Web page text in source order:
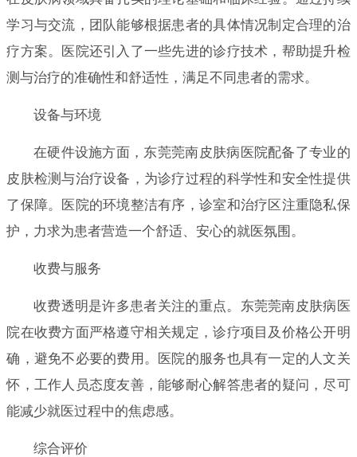
学习与交流，团队能够根据患者的具体情况制定合理的治
疗方案。医院还引入了一些先进的诊疗技术，帮助提升检
测与治疗的准确性和舒适性，满足不同患者的需求。
设备与环境
在硬件设施方面，东莞莞南皮肤病医院配备了专业的
皮肤检测与治疗设备，为诊疗过程的科学性和安全性提供
了保障。医院的环境整洁有序，诊室和治疗区注重隐私保
护，力求为患者营造一个舒适、安心的就医氛围。
收费与服务
收费透明是许多患者关注的重点。东莞莞南皮肤病医
院在收费方面严格遵守相关规定，诊疗项目及价格公开明
确，避免不必要的费用。医院的服务也具有一定的人文关
怀，工作人员态度友善，能够耐心解答患者的疑问，尽可
能减少就医过程中的焦虑感。
综合评价